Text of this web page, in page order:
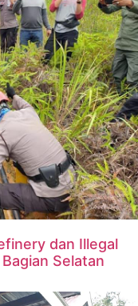
dan Illegal
Selatan